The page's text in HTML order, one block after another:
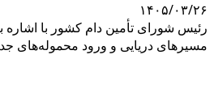
۱۴۰۵/۰۳/۲۶
رئیس شورای تأمین دام کشور با اشاره
مسیرهای دریایی و ورود محموله‌های